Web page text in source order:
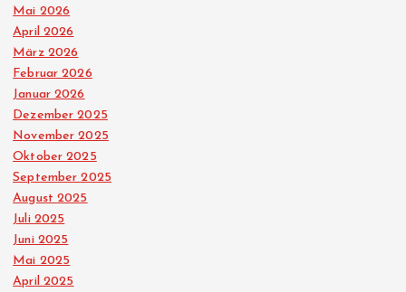
Mai 2026
April 2026
März 2026
Februar 2026
Januar 2026
Dezember 2025
November 2025
Oktober 2025
September 2025
August 2025
Juli 2025
Juni 2025
Mai 2025
April 2025